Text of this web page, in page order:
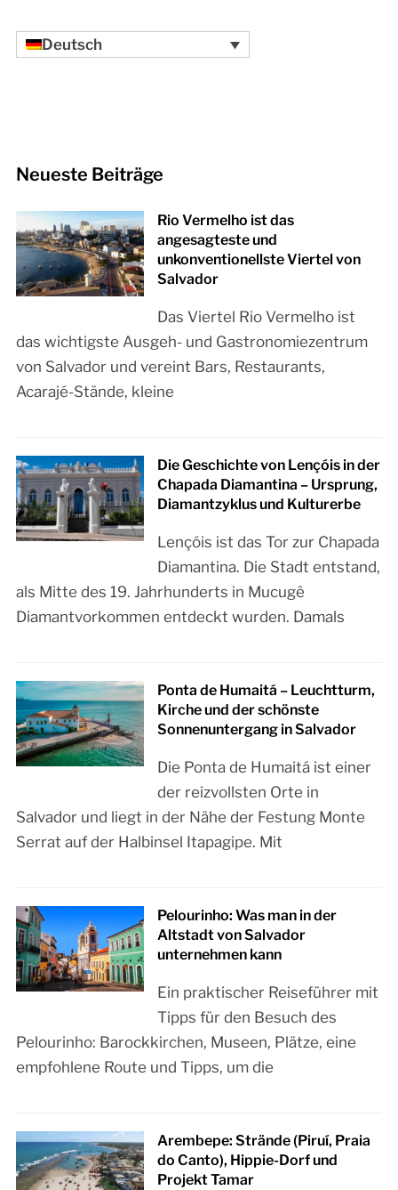
Deutsch
Neueste Beiträge
Rio Vermelho ist das
angesagteste und
unkonventionellste Viertel von
Salvador
Das Viertel Rio Vermelho ist
das wichtigste Ausgeh- und Gastronomiezentrum
von Salvador und vereint Bars, Restaurants,
Acarajé-Stände, kleine
Die Geschichte von Lençóis in der
Chapada Diamantina – Ursprung,
Diamantzyklus und Kulturerbe
Lençóis ist das Tor zur Chapada
Diamantina. Die Stadt entstand,
als Mitte des 19. Jahrhunderts in Mucugê
Diamantvorkommen entdeckt wurden. Damals
Ponta de Humaitá – Leuchtturm,
Kirche und der schönste
Sonnenuntergang in Salvador
Die Ponta de Humaitá ist einer
der reizvollsten Orte in
Salvador und liegt in der Nähe der Festung Monte
Serrat auf der Halbinsel Itapagipe. Mit
Pelourinho: Was man in der
Altstadt von Salvador
unternehmen kann
Ein praktischer Reiseführer mit
Tipps für den Besuch des
Pelourinho: Barockkirchen, Museen, Plätze, eine
empfohlene Route und Tipps, um die
Arembepe: Strände (Piruí, Praia
do Canto), Hippie-Dorf und
Projekt Tamar